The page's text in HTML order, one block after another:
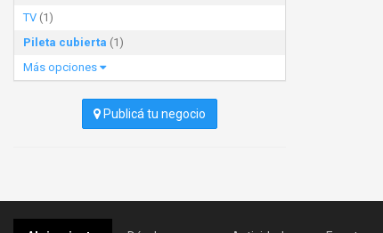
TV (1)
Pileta cubierta (1)
Más opciones
Publicá tu negocio